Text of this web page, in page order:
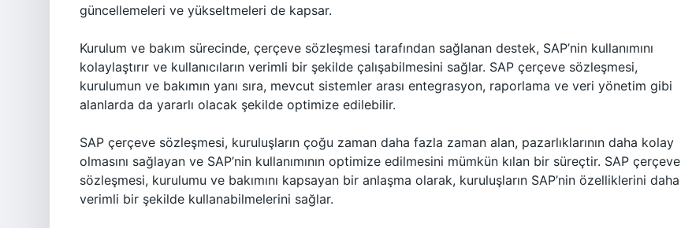
güncellemeleri ve yükseltmeleri de kapsar.
Kurulum ve bakım sürecinde, çerçeve sözleşmesi tarafından sağlanan destek, SAP’nin kullanımını
kolaylaştırır ve kullanıcıların verimli bir şekilde çalışabilmesini sağlar. SAP çerçeve sözleşmesi,
kurulumun ve bakımın yanı sıra, mevcut sistemler arası entegrasyon, raporlama ve veri yönetim gibi
alanlarda da yararlı olacak şekilde optimize edilebilir.
SAP çerçeve sözleşmesi, kuruluşların çoğu zaman daha fazla zaman alan, pazarlıklarının daha kolay
olmasını sağlayan ve SAP’nin kullanımının optimize edilmesini mümkün kılan bir süreçtir. SAP çerçeve
sözleşmesi, kurulumu ve bakımını kapsayan bir anlaşma olarak, kuruluşların SAP’nin özelliklerini daha
verimli bir şekilde kullanabilmelerini sağlar.